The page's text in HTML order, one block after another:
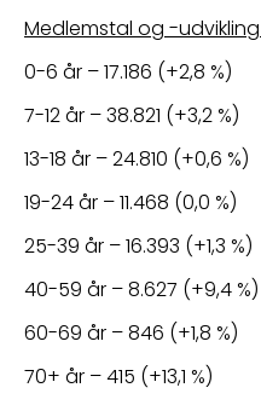
Medlemstal og -
0-6 år – 17.186 (+2,8 %)
7-12 år – 38.821 (+3,2 %)
13-18 år – 24.810 (+0,6 %)
19-24 år – 11.468 (0,0 %)
25-39 år – 16.393 (+1,3 %)
40-59 år – 8.627 (+9,4 %)
60-69 år – 846 (+1,8 %)
70+ år – 415 (+13,1 %)